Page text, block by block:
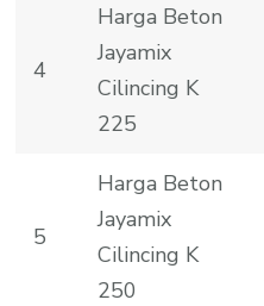
4
Harga Beton
Jayamix
Cilincing K
225
5
Harga Beton
Jayamix
Cilincing K
250